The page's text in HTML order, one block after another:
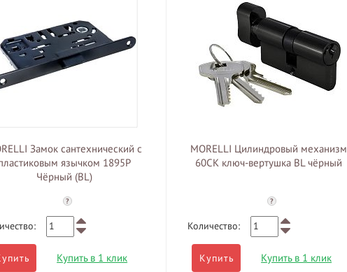
Замок сантехнический с
язычком 1895P
Чёрный (BL)
?
Купить в 1 клик
MORELLI Цилиндровый механизм
60CK ключ-вертушка BL чёрный
?
Количество:
Купить Купить в 1 клик